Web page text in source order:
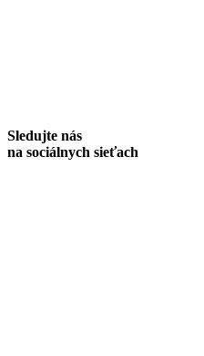
Sledujte nás
na sociálnych sieťach